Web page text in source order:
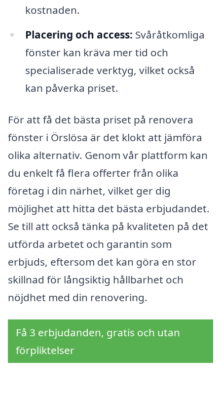
kostnaden.
Placering och access: Svåråtkomliga
fönster kan kräva mer tid och
specialiserade verktyg, vilket också
kan påverka priset.
För att få det bästa priset på renovera
fönster i Örslösa är det klokt att jämföra
olika alternativ. Genom vår plattform kan
du enkelt få flera offerter från olika
företag i din närhet, vilket ger dig
möjlighet att hitta det bästa erbjudandet.
Se till att också tänka på kvaliteten på det
utförda arbetet och garantin som
erbjuds, eftersom det kan göra en stor
skillnad för långsiktig hållbarhet och
nöjdhet med din renovering.
Få 3 erbjudanden, gratis och utan
förpliktelser